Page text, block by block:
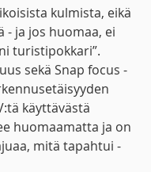
kulmista, eikä
- ja jos huomaa, ei
turistipokkari”.
sekä Snap focus -
käyttävästä
huomaamatta ja on
mitä tapahtui -